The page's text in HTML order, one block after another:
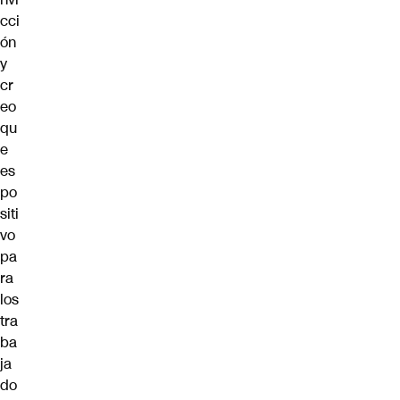
cci
ón
y
cr
eo
qu
e
es
po
siti
vo
pa
ra
los
tra
ba
ja
do